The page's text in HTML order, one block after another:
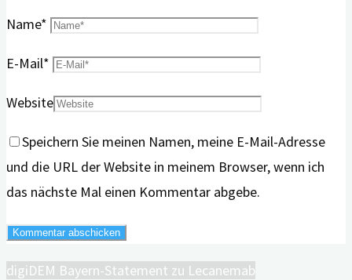
Name*
E-Mail*
Website
Speichern Sie meinen Namen, meine E-Mail-Adresse
und die URL der Website in meinem Browser, wenn ich
das nächste Mal einen Kommentar abgebe.
digiDEM Bayern-Statement zu Lecanemab